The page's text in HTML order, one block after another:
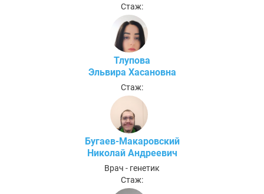
Стаж:
Тлупова
Эльвира Хасановна
Стаж:
Бугаев-Макаровский
Николай Андреевич
Врач - генетик
Стаж: